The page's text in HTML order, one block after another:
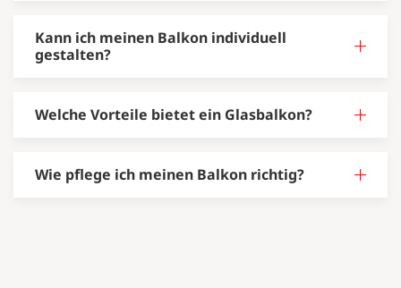
Kann ich meinen Balkon individuell
gestalten?
Welche Vorteile bietet ein Glasbalkon?
Wie pflege ich meinen Balkon richtig?